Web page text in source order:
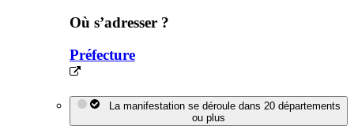
Où s’adresser ?
Préfecture
La manifestation se déroule dans 20 départements
ou plus